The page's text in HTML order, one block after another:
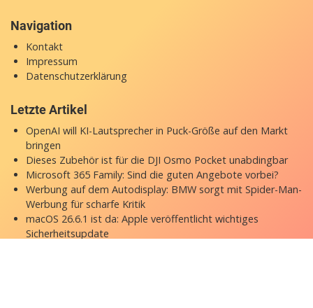
Navigation
Kontakt
Impressum
Datenschutzerklärung
Letzte Artikel
OpenAI will KI-Lautsprecher in Puck-Größe auf den Markt
bringen
Dieses Zubehör ist für die DJI Osmo Pocket unabdingbar
Microsoft 365 Family: Sind die guten Angebote vorbei?
Werbung auf dem Autodisplay: BMW sorgt mit Spider-Man-
Werbung für scharfe Kritik
macOS 26.6.1 ist da: Apple veröffentlicht wichtiges
Sicherheitsupdate